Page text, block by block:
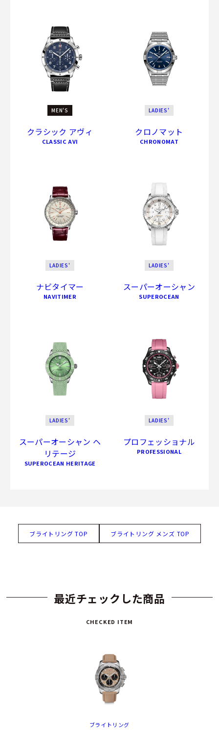
MEN'S
クラシック アヴィ
CLASSIC AVI
LADIES'
クロノマット
CHRONOMAT
LADIES'
ナビタイマー
NAVITIMER
LADIES'
スーパーオーシャン
SUPEROCEAN
LADIES'
スーパーオーシャン ヘ
リテージ
SUPEROCEAN HERITAGE
LADIES'
プロフェッショナル
PROFESSIONAL
ブライトリング TOP ブライトリング メンズ TOP
最近チェックした商品
CHECKED ITEM
ブライトリング